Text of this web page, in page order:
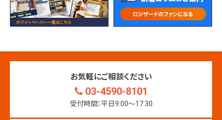
お気軽にご相談ください
03-4590-8101
受付時間：平日9:00〜17:30